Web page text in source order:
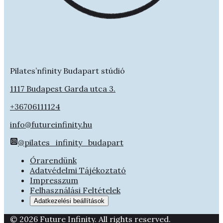
Pilates’nfinity Budapart stúdió
1117 Budapest Garda utca 3.
+36706111124
info@futureinfinity.hu
@pilates_infinity_budapart
Órarendünk
Adatvédelmi Tájékoztató
Impresszum
Felhasználási Feltételek
Adatkezelési beállítások
© 2026 Future Infinity. All rights reserved.